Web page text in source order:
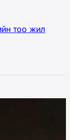
тоо жил